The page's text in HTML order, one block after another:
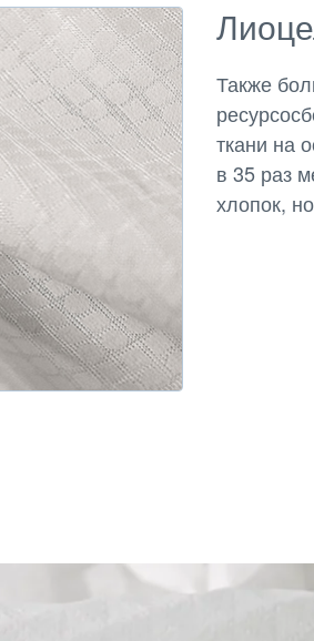
Также
ткани на
в 35 раз
хлопок,